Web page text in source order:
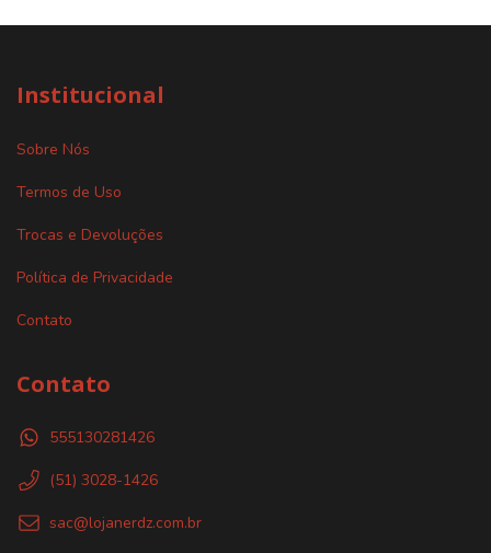
Institucional
Sobre Nós
Termos de Uso
Trocas e Devoluções
Política de Privacidade
Contato
Contato
555130281426
(51) 3028-1426
sac@lojanerdz.com.br